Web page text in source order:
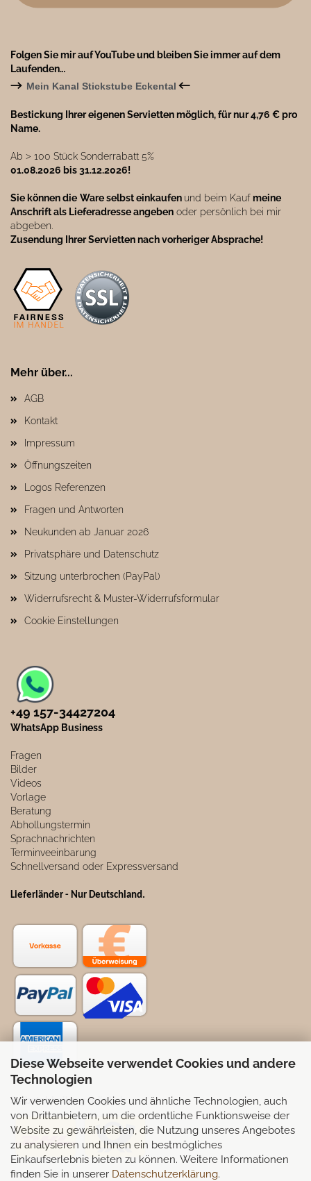
Diese Webseite verwendet Cookies und andere
Technologien
Wir verwenden Cookies und ähnliche Technologien, auch
von Drittanbietern, um die ordentliche Funktionsweise der
Website zu gewährleisten, die Nutzung unseres Angebotes
zu analysieren und Ihnen ein bestmögliches
Einkaufserlebnis bieten zu können. Weitere Informationen
finden Sie in unserer Datenschutzerklärung.
Folgen Sie mir auf YouTube und bleiben Sie immer auf dem
Laufenden…
→ Mein Kanal Stickstube Eckental ←
Bestickung Ihrer eigenen Servietten möglich, für nur 4,76 € pro
Name.
Ab ˃ 100 Stück Sonderrabatt 5%
01.08.2026 bis 31.12.2026!
Sie können die Ware selbst einkaufen und beim Kaufmeine
Anschrift als Lieferadresse angeben oder persönlich bei mir
abgeben.
Zusendung Ihrer Servietten nach vorheriger Absprache!
Mehr über...
AGB
Kontakt
Impressum
Öffnungszeiten
Logos Referenzen
Fragen und Antworten
Neukunden ab Januar 2026
Privatsphäre und Datenschutz
Sitzung unterbrochen (PayPal)
Widerrufsrecht & Muster-Widerrufsformular
Cookie Einstellungen
+49 157-34427204​
WhatsApp Business
Fragen
Bilder
Videos
Vorlage
Beratung
Abhollungstermin
Sprachnachrichten
Terminveeinbarung
Schnellversand oder Expressversand
Lieferländer - Nur Deutschland.
Selbstabhollung möglich
Partnerseiten: